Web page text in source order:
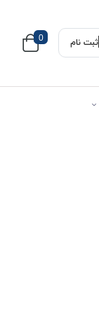
ثبت نام 0